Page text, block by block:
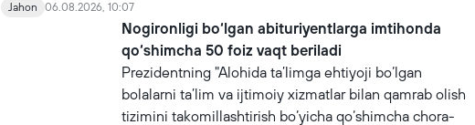
Jahon 06.08.2026, 10:07
Nogironligi bo‘lgan abituriyentlarga imtihonda
qo‘shimcha 50 foiz vaqt beriladi
Prezidentning "Alohida ta’limga ehtiyoji bo‘lgan
bolalarni ta’lim va ijtimoiy xizmatlar bilan qamrab olish
tizimini takomillashtirish bo‘yicha qo‘shimcha chora-